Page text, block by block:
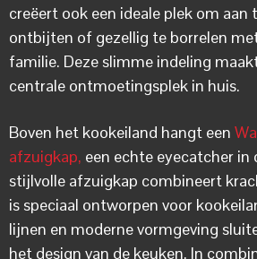
creëert ook een ideale plek om
ontbijten of gezellig te borrelen
familie. Deze slimme indeling
centrale ontmoetingsplek in huis.
Boven het kookeiland hangt een
afzuigkap, een echte eyecatcher in
stijlvolle afzuigkap combineert
is speciaal ontworpen voor
lijnen en moderne vormgeving
het design van de keuken. In